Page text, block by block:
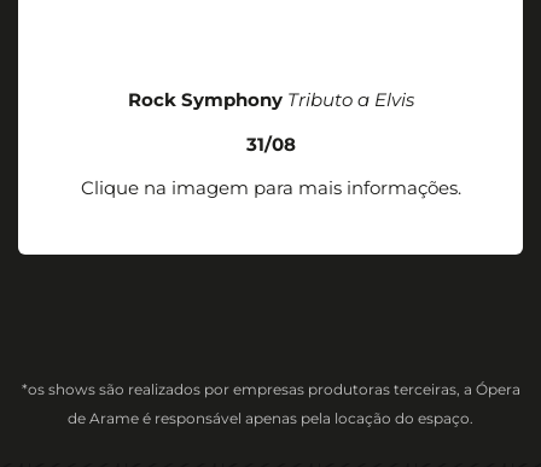
Rock Symphony Tributo a Elvis
31/08
Clique na imagem para mais informações.
*os shows são realizados por empresas produtoras terceiras, a Ópera
de Arame é responsável apenas pela locação do espaço.